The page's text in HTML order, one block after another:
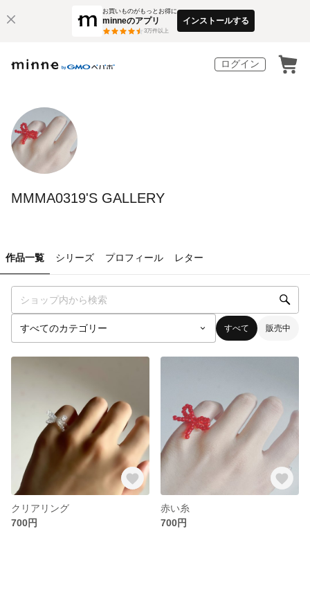
お買いものがもっとお得に
minneのアプリ
3万件以上
インストールする
ログイン
MMMA0319'S GALLERY
作品一覧 シリーズ プロフィール レター
すべて 販売中
クリアリング
700円
赤い糸
700円